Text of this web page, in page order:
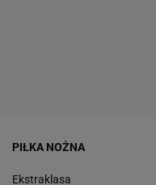
PIŁKA NOŻNA
Ekstraklasa